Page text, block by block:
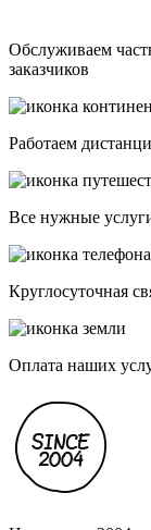
Обслуживаем
заказчиков
Работаем
Все нужные
Круглосуточная
Оплата наших